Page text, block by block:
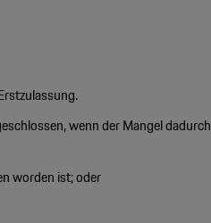
wenn der Mangel dadurch
worden ist; oder